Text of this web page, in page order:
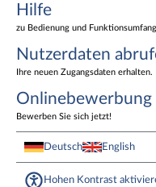
Hilfe
zu Bedienung und Funktionsumfang
Nutzerdaten
Ihre neuen Zugangsdaten erhalten.
Onlinebewerbung
Bewerben Sie sich jetzt!
Deutsch English
Hohen Kontrast